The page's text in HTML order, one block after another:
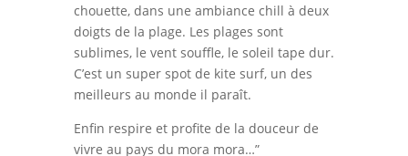
chouette, dans une ambiance chill à deux
doigts de la plage. Les plages sont
sublimes, le vent souffle, le soleil tape dur.
C’est un super spot de kite surf, un des
meilleurs au monde il paraît.
Enfin respire et profite de la douceur de
vivre au pays du mora mora…”